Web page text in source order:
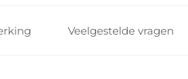
Veelgestelde vragen